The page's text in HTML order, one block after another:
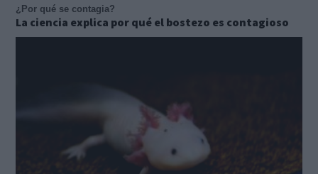
¿Por qué se contagia?
La ciencia explica por qué el bostezo es contagioso